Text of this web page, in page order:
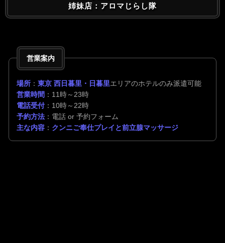
姉妹店：アロマじらし隊
営業案内
場所 ： 東京 西日暮里・日暮里エリアのホテルのみ派遣可能
営業時間 ：11時～23時
電話受付：10時～22時
予約方法 ：電話 or 予約フォーム
主な内容 ： クンニご奉仕プレイと前立腺マッサージ